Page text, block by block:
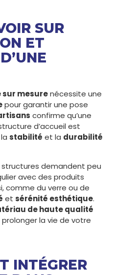
SUR
ET
sur mesurenécessite une
pour garantir une pose
confirme qu’une
d’accueil est
stabilité et la durabilité
structures demandent peu
avec des produits
comme du verre ou de
et sérénité esthétique.
de haute qualité
la vie de votre
INTÉGRER